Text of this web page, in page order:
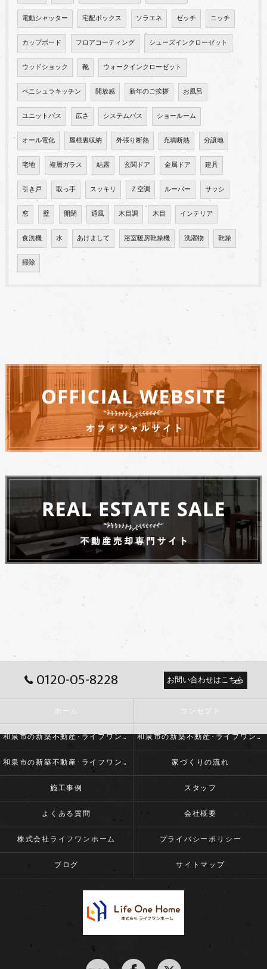
電動シャッター 宅配ボックス ソラエネ ゼッチ ニッチ
カップボード フロアコーティング シューズインクローゼット
ウッドショック 靴 ウォークインクローゼット
ペニシュラキッチン 開放感 新年のご挨拶 お風呂
ユニットバス 広さ システムバス ショールーム
オール電化 屋根裏収納 外張り断熱 充填断熱 分譲地
宅地 複層ガラス 結露 玄関ドア 金属ドア 建具
引き戸 取っ手 スッキリ Ｚ空調 ルーバー サッシ
窓 壁 開閉 通風 木目調 木目 インテリア
食洗機 水 あけまして 浴室暖房乾燥機 洗濯物 乾燥
掃除
0120-05-8228 お問い合わせはこちら
ホーム コンセプト
和泉市の新築不動産･ライフワンホームの口コミ情報 和泉市の新築不動産･ライフワンホームの評判
和泉市の新築不動産･ライフワンホームのお客様の声 家づくりの流れ
施工事例 スタッフ
よくある質問 会社概要
株式会社ライフワンホーム プライバシーポリシー
ブログ サイトマップ